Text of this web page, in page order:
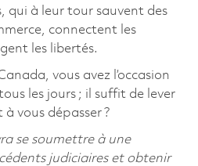
qui à leur tour sauvent des
connectent les
les libertés.
vous avez l’occasion
les jours ; il suffit de lever
à vous dépasser?
se soumettre à une
judiciaires et obtenir